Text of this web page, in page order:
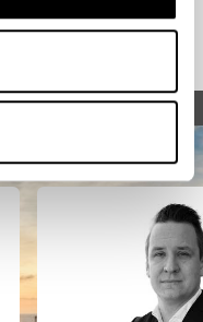
Kniparen